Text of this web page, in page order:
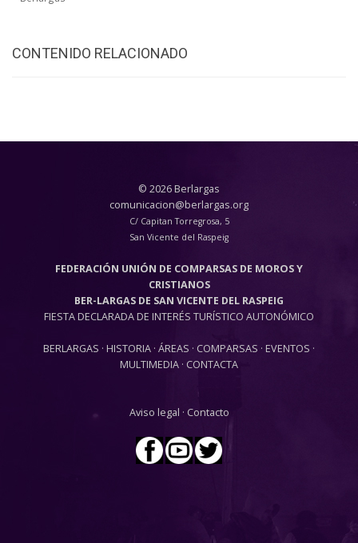
CONTENIDO RELACIONADO
© 2026 Berlargas
comunicacion@berlargas.org
C/ Capitan Torregrosa, 5
San Vicente del Raspeig
FEDERACIÓN UNIÓN DE COMPARSAS DE MOROS Y
CRISTIANOS
BER-LARGAS DE SAN VICENTE DEL RASPEIG
FIESTA DECLARADA DE INTERÉS TURÍSTICO AUTONÓMICO
BERLARGAS · HISTORIA · ÁREAS · COMPARSAS · EVENTOS ·
MULTIMEDIA · CONTACTA
Aviso legal · Contacto